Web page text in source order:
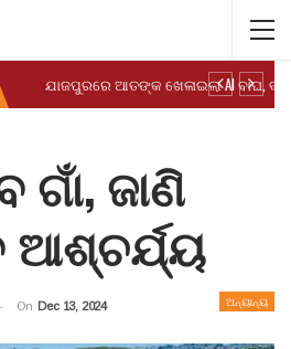
ଜାଣି
ଆଶ୍ଚର୍ଯ୍ୟ
ଅନ୍ୟାନ୍ୟ
On Dec 13, 2024